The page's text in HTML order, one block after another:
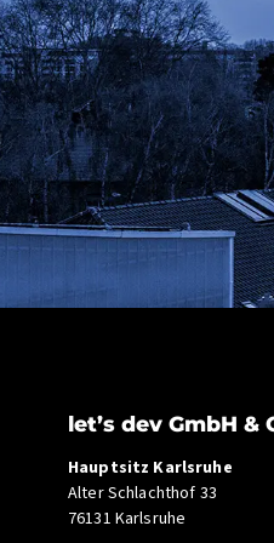
let’s dev GmbH &
Hauptsitz Karlsruhe
Alter Schlachthof 33
76131 Karlsruhe